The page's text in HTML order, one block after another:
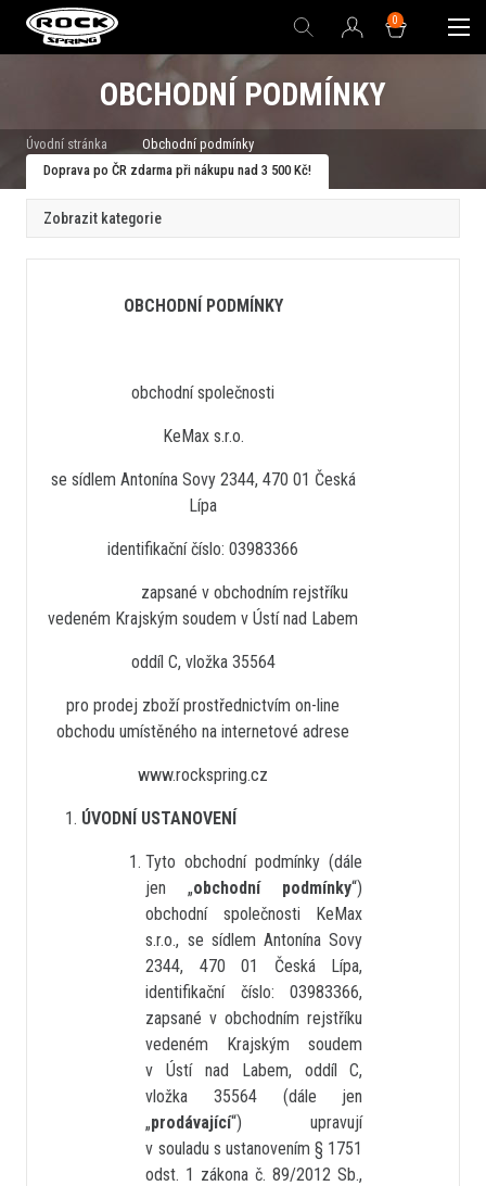
0
OBCHODNÍ PODMÍNKY
Úvodní stránka
Obchodní podmínky
Doprava po ČR zdarma při nákupu nad 3 500 Kč!
OBCHODNÍ PODMÍNKY
obchodní společnosti
KeMax s.r.o.
se sídlem Antonína Sovy 2344, 470 01 Česká
Lípa
identifikační číslo: 03983366
zapsané v obchodním rejstříku
vedeném Krajským soudem v Ústí nad Labem
oddíl C, vložka 35564
pro prodej zboží prostřednictvím on-line
obchodu umístěného na internetové adrese
www.rockspring.cz
ÚVODNÍ USTANOVENÍ
Tyto obchodní podmínky (dále
jen „obchodní podmínky“)
obchodní společnosti KeMax
s.r.o., se sídlemAntonína Sovy
2344, 470 01 Česká Lípa,
identifikační číslo: 03983366,
zapsané v obchodním rejstříku
vedeném Krajským soudem
v Ústí nad Labem, oddíl C,
vložka 35564 (dále jen
„prodávající“) upravují
v souladu s ustanovením § 1751
odst. 1 zákona č. 89/2012 Sb.,
Zobrazit kategorie